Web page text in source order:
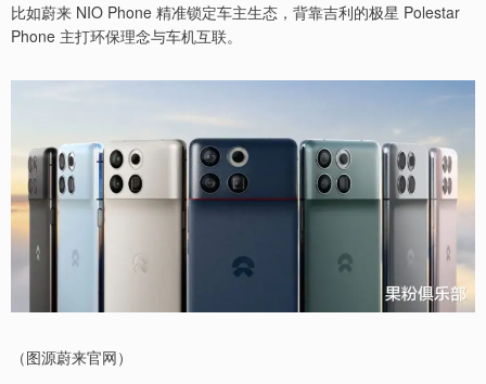
比如蔚来 NIO Phone 精准锁定车主生态，背靠吉利的极星 Polestar
Phone 主打环保理念与车机互联。
（图源蔚来官网）